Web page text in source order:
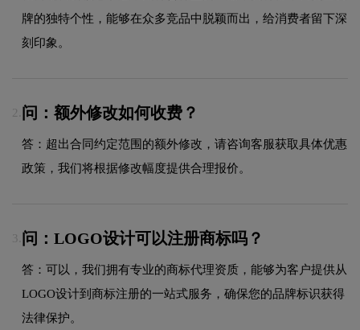
牌的独特个性，能够在众多竞品中脱颖而出，给消费者留下深
刻印象。
2. 问：额外修改如何收费？
答：超出合同约定范围的额外修改，请咨询客服获取具体优惠
政策，我们将根据修改幅度提供合理报价。
3. 问：LOGO设计可以注册商标吗？
答：可以，我们拥有专业的商标代理资质，能够为客户提供从
LOGO设计到商标注册的一站式服务，确保您的品牌标识获得
法律保护。